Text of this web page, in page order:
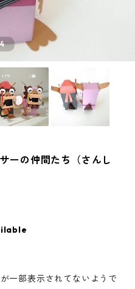
ーの仲間たち（さんし
一部表示されてないようで